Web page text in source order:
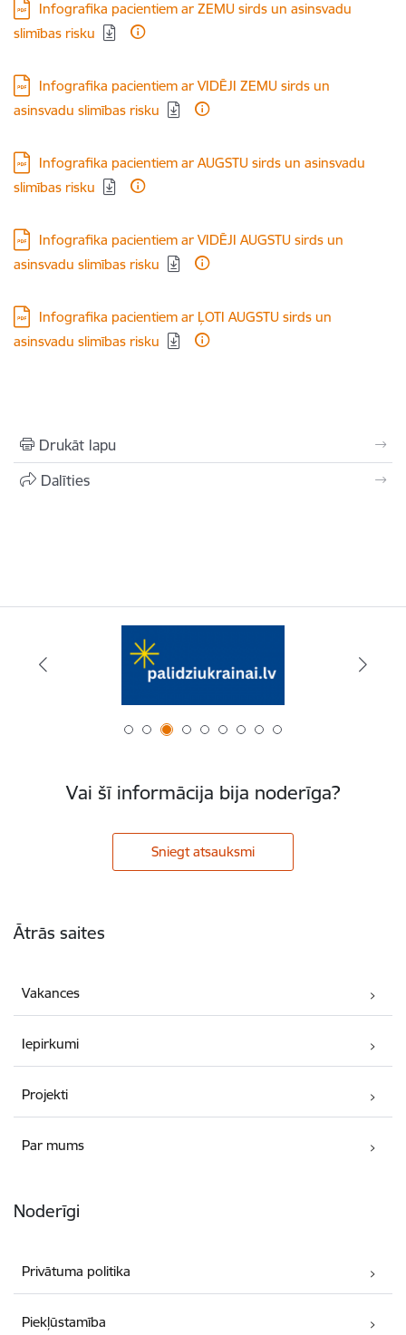
Lejupielādēt:
Infografika pacientiem ar ZEMU sirds un asinsvadu
slimības risku
Lejupielādēt:
Infografika pacientiem ar VIDĒJI ZEMU sirds un
asinsvadu slimības risku
Lejupielādēt:
Infografika pacientiem ar AUGSTU sirds un asinsvadu
slimības risku
Lejupielādēt:
Infografika pacientiem ar VIDĒJI AUGSTU sirds un
asinsvadu slimības risku
Lejupielādēt:
Infografika pacientiem ar ĻOTI AUGSTU sirds un
asinsvadu slimības risku
Drukāt lapu
Dalīties
Vai šī informācija bija noderīga?
Sniegt atsauksmi
Ātrās saites
Vakances
Iepirkumi
Projekti
Par mums
Noderīgi
Privātuma politika
Piekļūstamība